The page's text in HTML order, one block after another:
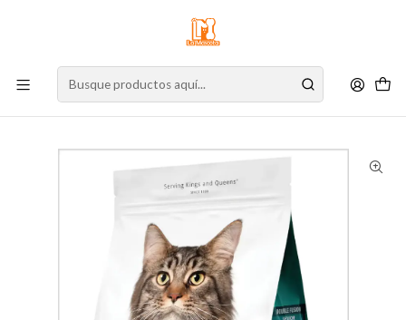
Nuestro stock online es independiente de la tienda física.
Compre por la web para garantizar sus productos y espere nuestra
Inicio Gato Alimento para Gatos
Gato Senior
Catit Recipes Senior